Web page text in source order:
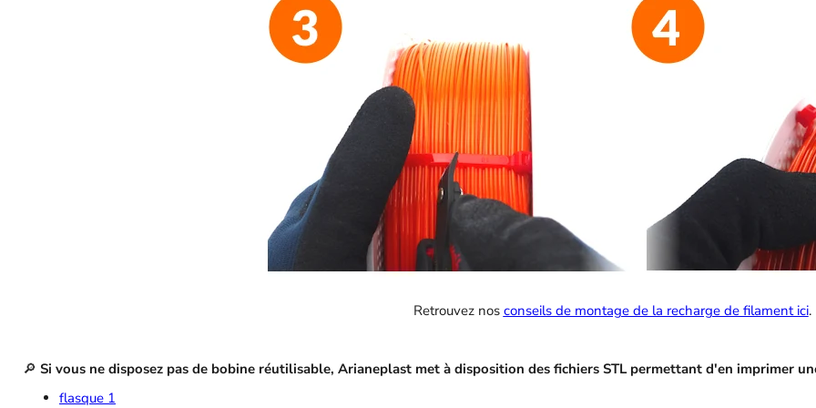
Retrouvez nos conseils de montage de la recharge de filament ici.
🔎 Si vous ne disposez pas de bobine réutilisable, Arianeplast met à disposition des fichiers STL permettant d'en imprimer
flasque 1